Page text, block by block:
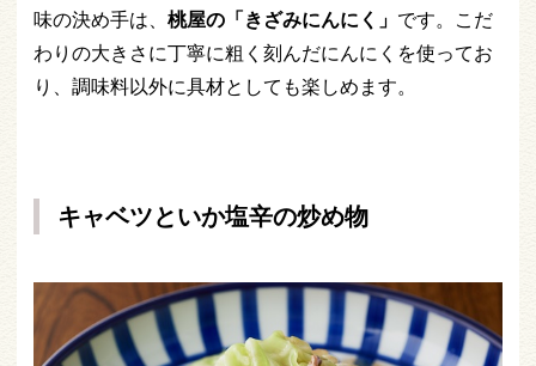
味の決め手は、 桃屋の「きざみにんにく」 です。こだ
わりの大きさに丁寧に粗く刻んだにんにくを使ってお
り、調味料以外に具材としても楽しめます。
キャベツといか塩辛の炒め物